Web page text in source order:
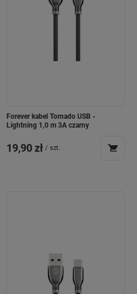
Forever kabel Tornado USB -
Lightning 1,0 m 3A czarny
19,90 zł / szt.